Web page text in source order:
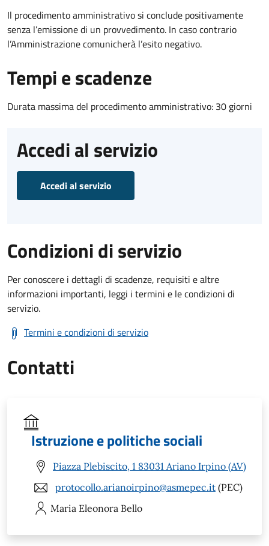
Il procedimento amministrativo si conclude positivamente
senza l’emissione di un provvedimento. In caso contrario
l’Amministrazione comunicherà l’esito negativo.
Tempi e scadenze
Durata massima del procedimento amministrativo: 30 giorni
Accedi al servizio
Accedi al servizio
Condizioni di servizio
Per conoscere i dettagli di scadenze, requisiti e altre
informazioni importanti, leggi i termini e le condizioni di
servizio.
Termini e condizioni di servizio
Contatti
Istruzione e politiche sociali
Piazza Plebiscito, 1 83031 Ariano Irpino (AV)
protocollo.arianoirpino@asmepec.it (PEC)
Maria Eleonora Bello